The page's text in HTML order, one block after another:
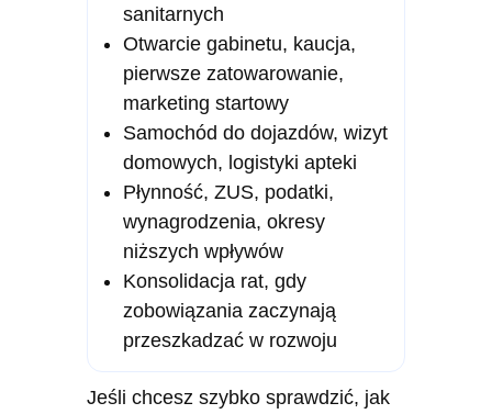
sanitarnych
Otwarcie gabinetu, kaucja,
pierwsze zatowarowanie,
marketing startowy
Samochód do dojazdów, wizyt
domowych, logistyki apteki
Płynność, ZUS, podatki,
wynagrodzenia, okresy
niższych wpływów
Konsolidacja rat, gdy
zobowiązania zaczynają
przeszkadzać w rozwoju
Jeśli chcesz szybko sprawdzić, jak